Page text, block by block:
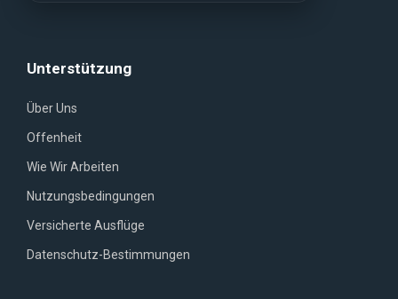
Unterstützung
Über Uns
Offenheit
Wie Wir Arbeiten
Nutzungsbedingungen
Versicherte Ausflüge
Datenschutz-Bestimmungen